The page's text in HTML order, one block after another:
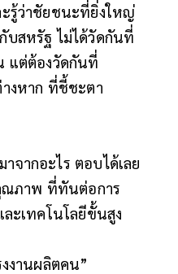
รู้ว่าชัยชนะที่ยิ่งใหญ่
บสหรัฐ ไม่ได้วัดกันที่
แต่ต้องวัดกันที่
งหาก ที่ชี้ชะตา
จากอะไร ตอบได้เลย
ณภาพ ที่ทันต่อการ
ะเทคโนโลยีขั้นสูง
งานผลิตคน”